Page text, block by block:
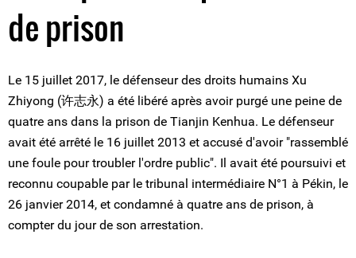
de prison
Le 15 juillet 2017, le défenseur des droits humains Xu
Zhiyong (许志永) a été libéré après avoir purgé une peine de
quatre ans dans la prison de Tianjin Kenhua. Le défenseur
avait été arrêté le 16 juillet 2013 et accusé d'avoir "rassemblé
une foule pour troubler l'ordre public". Il avait été poursuivi et
reconnu coupable par le tribunal intermédiaire N°1 à Pékin, le
26 janvier 2014, et condamné à quatre ans de prison, à
compter du jour de son arrestation.